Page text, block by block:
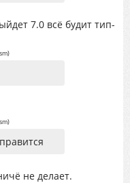
7.0 всё будит тип-
)
)
не делает.